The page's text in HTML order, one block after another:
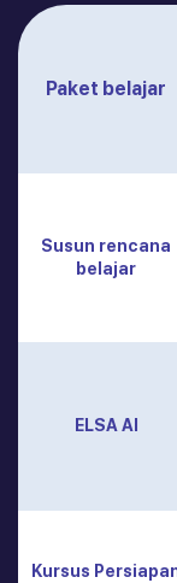
Paket belajar
Susun rencana
belajar
ELSA AI
Kursus